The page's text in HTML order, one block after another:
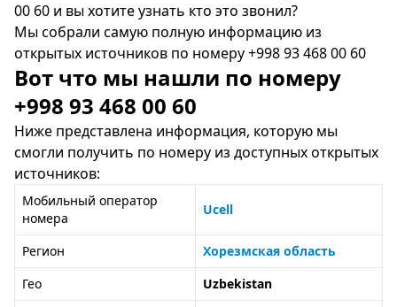
00 60 и вы хотите узнать кто это звонил?
Мы собрали самую полную информацию из
открытых источников по номеру +998 93 468 00 60
Вот что мы нашли по номеру
+998 93 468 00 60
Ниже представлена информация, которую мы
смогли получить по номеру из доступных открытых
источников:
Мобильный оператор
номера
Ucell
Регион
Хорезмская область
Гео
Uzbekistan